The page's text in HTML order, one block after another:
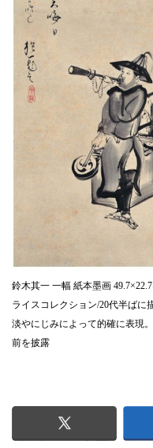
鈴木其一 一幅 紙本墨画
ライスコレクション/20代半ばに
淡やにじみによって的確に表現
前を披露